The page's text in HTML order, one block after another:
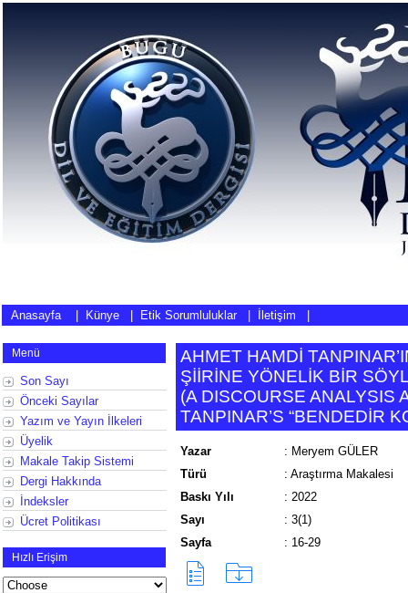
Anasayfa| Künye Etik Sorumluluklar İletişim
Menü
Son Sayı
Önceki Sayılar
Yazım ve Yayın İlkeleri
Üyelik
Makale Takip Sistemi
Dergi Hakkında
İndeksler
Ücret Politikası
Hızlı Erişim
AHMET HAMDİ
ŞİİRİNE YÖNELİK BİR
(A DISCOURSE ANALYSIS
TANPINAR’S “BENDEDİR
Yazar : Meryem GÜLER
Türü
: Araştırma Makalesi
Baskı Yılı
: 2022
Sayı
: 3(1)
Sayfa
: 16-29